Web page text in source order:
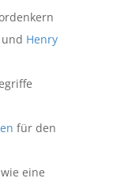
und Henry
für den
eine